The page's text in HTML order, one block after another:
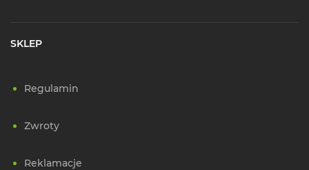
SKLEP
Regulamin
Zwroty
Reklamacje